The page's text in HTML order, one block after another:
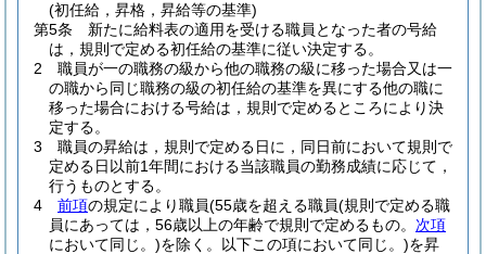
(初任給，昇格，昇給等の基準)
第5条
新たに給料表の適用を受ける職員となった者の号給
は，規則で定める初任給の基準に従い決定する。
2
職員が一の職務の級から他の職務の級に移った場合又は一
の職から同じ職務の級の初任給の基準を異にする他の職に
移った場合における号給は，規則で定めるところにより決
定する。
3
職員の昇給は，規則で定める日に，同日前において規則で
定める日以前1年間における当該職員の勤務成績に応じて，
行うものとする。
4
前項の規定により職員(55歳を超える職員(規則で定める職
員にあっては，56歳以上の年齢で規則で定めるもの。 次項
において同じ。)を除く。以下この項において同じ。)を昇